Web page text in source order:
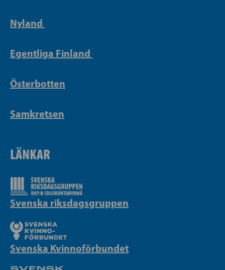
Nyland
Egentliga Finland
Österbotten
Samkretsen
LÄNKAR
Svenska riksdagsgruppen
Svenska Kvinnoförbundet